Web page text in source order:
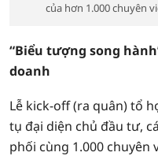
của hơn 1.000 chuyên
“Biểu tượng song
doanh
Lễ kick-off (ra quân) tổ
tụ đại diện chủ đầu tư,
phối cùng 1.000 chuyên